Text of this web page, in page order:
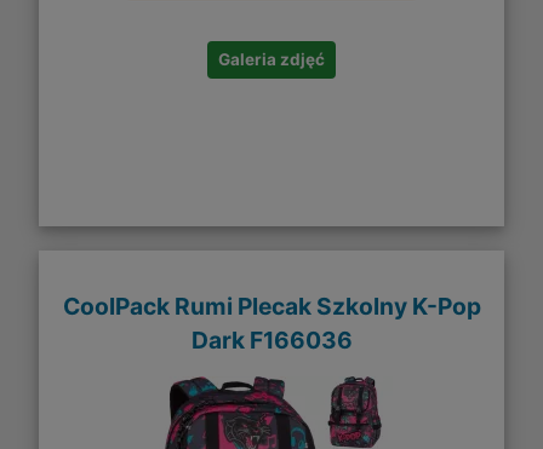
Galeria zdjęć
CoolPack Rumi Plecak Szkolny K-Pop
Dark F166036